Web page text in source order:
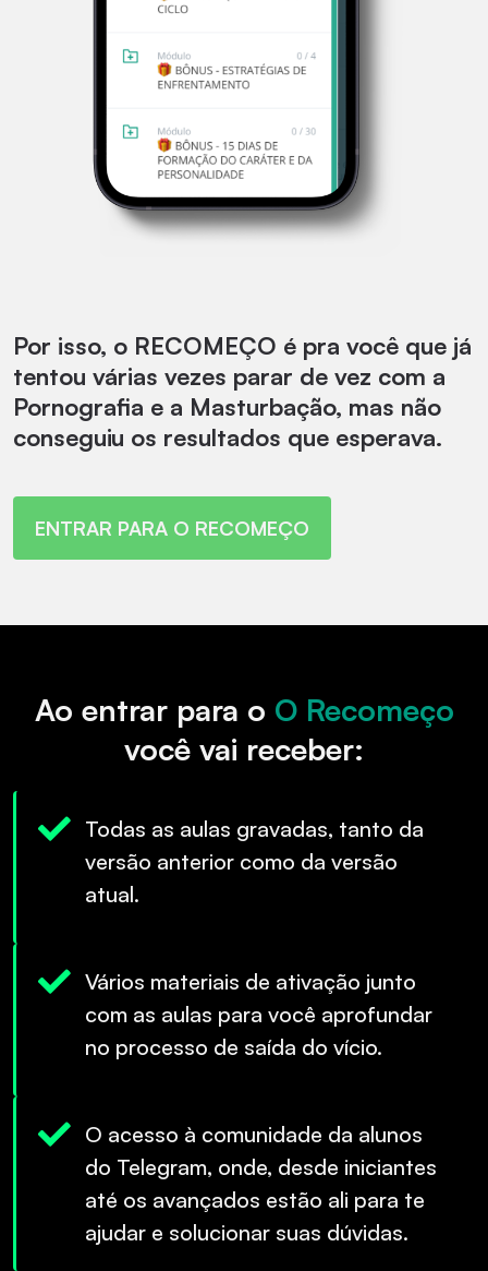
Por isso, o RECOMEÇO é pra você que já
tentou várias vezes parar de vez com a
Pornografia e a Masturbação, mas não
conseguiu os resultados que esperava.
ENTRAR PARA O RECOMEÇO
Ao entrar para o O Recomeço
você vai receber:
Todas as aulas gravadas, tanto da
versão anterior como da versão
atual.
Vários materiais de ativação junto
com as aulas para você aprofundar
no processo de saída do vício.
O acesso à comunidade da alunos
do Telegram, onde, desde iniciantes
até os avançados estão ali para te
ajudar e solucionar suas dúvidas.